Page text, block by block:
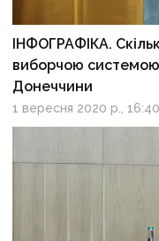
ІНФОГРАФІКА.
виборчою
Донеччини
1 вересня 2020 р., 16:40